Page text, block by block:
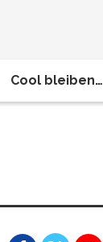
Cool bleiben…